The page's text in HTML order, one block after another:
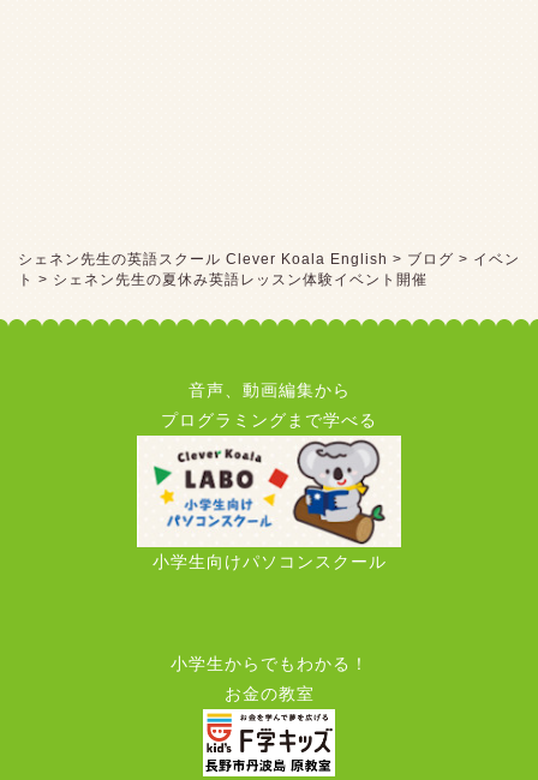
シェネン先生の英語スクール Clever Koala English > ブログ > イベン
ト > シェネン先生の夏休み英語レッスン体験イベント開催
音声、動画編集から
プログラミングまで学べる
小学生向けパソコンスクール
小学生からでもわかる！
お金の教室